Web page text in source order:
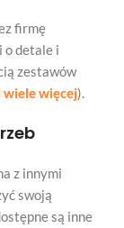
firmę
o detale i
zestawów
wiele więcej).
z innymi
swoją
są inne